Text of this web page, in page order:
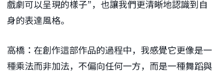
戲劇可以呈現的樣子”，也讓我們更清晰地認識到自
身的表達風格。
高橋：在創作這部作品的過程中，我感覺它更像是一
種乘法而非加法，不偏向任何一方，而是一種舞蹈與